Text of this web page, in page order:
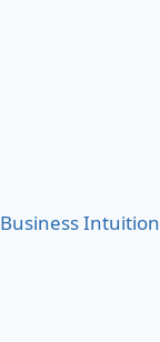
Business Intuition